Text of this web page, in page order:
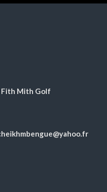
Fith Mith Golf